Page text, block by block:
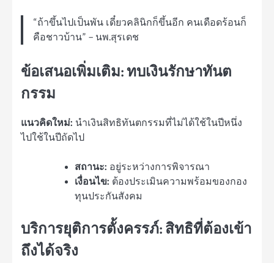
“ถ้าขึ้นไปเป็นพัน เดี๋ยวคลินิกก็ขึ้นอีก คนเดือดร้อนก็
คือชาวบ้าน” – นพ.สุรเดช
ข้อเสนอเพิ่มเติม: ทบเงินรักษาทันต
กรรม
แนวคิดใหม่: นำเงินสิทธิทันตกรรมที่ไม่ได้ใช้ในปีหนึ่ง
ไปใช้ในปีถัดไป
สถานะ: อยู่ระหว่างการพิจารณา
เงื่อนไข: ต้องประเมินความพร้อมของกอง
ทุนประกันสังคม
บริการยุติการตั้งครรภ์: สิทธิที่ต้องเข้า
ถึงได้จริง